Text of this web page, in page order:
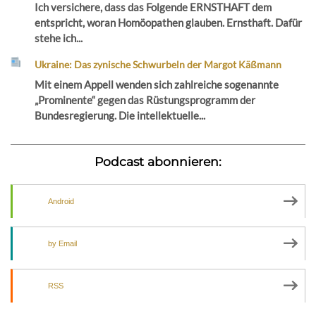
Ich versichere, dass das Folgende ERNSTHAFT dem
entspricht, woran Homöopathen glauben. Ernsthaft. Dafür
stehe ich...
Ukraine: Das zynische Schwurbeln der Margot Käßmann
Mit einem Appell wenden sich zahlreiche sogenannte
„Prominente“ gegen das Rüstungsprogramm der
Bundesregierung. Die intellektuelle...
Podcast abonnieren:
Android
by Email
RSS